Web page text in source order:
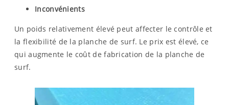
Inconvénients
Un poids relativement élevé peut affecter le contrôle et
la flexibilité de la planche de surf. Le prix est élevé, ce
qui augmente le coût de fabrication de la planche de
surf.